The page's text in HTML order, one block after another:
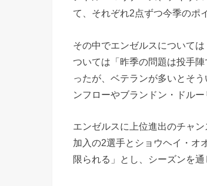
て、それぞれ2点ずつ今季のポ
その中でエンゼルスについて
ついては「昨季の問題は投手
ったが、ベテランが多いとそ
ンフローやブランドン・ドル
エンゼルスに上位進出のチャ
加入の2選手とショウヘイ・オ
限られる」とし、シーズンを